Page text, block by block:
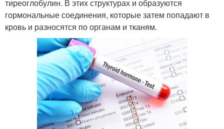
тиреоглобулин. В этих структурах и образуются
гормональные соединения, которые затем попадают в
кровь и разносятся по органам и тканям.